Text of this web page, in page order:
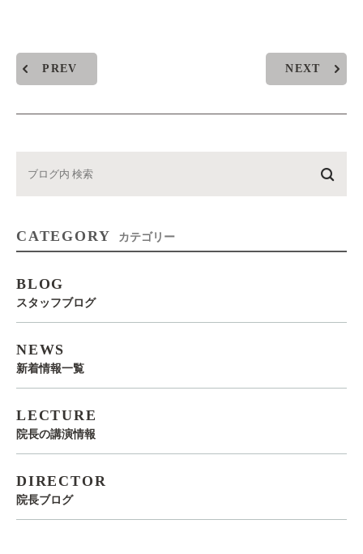
PREV NEXT
CATEGORY カテゴリー
BLOG
スタッフブログ
NEWS
新着情報一覧
LECTURE
院長の講演情報
DIRECTOR
院長ブログ